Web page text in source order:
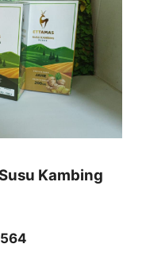
Kambing